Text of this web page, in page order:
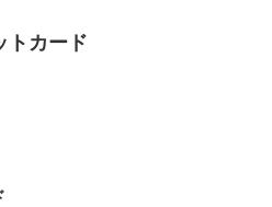
トカード